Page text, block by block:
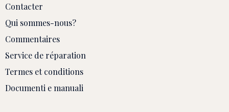
Contacter
Qui sommes-nous?
Commentaires
Service de réparation
Termes et conditions
Documenti e manuali